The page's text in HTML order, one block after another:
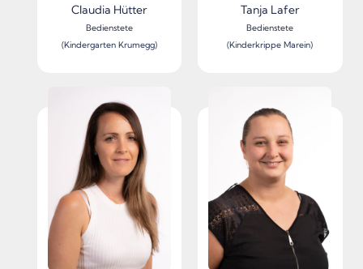
Claudia Hütter
Bedienstete
(Kindergarten Krumegg)
Tanja Lafer
Bedienstete
(Kinderkrippe Marein)